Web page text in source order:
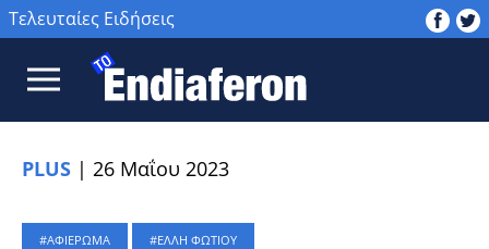
Τελευταίες Ειδήσεις
PLUS | 26 Μαΐου 2023
ΑΦΙΕΡΩΜΑ ΕΛΛΗ ΦΩΤΙΟΥ